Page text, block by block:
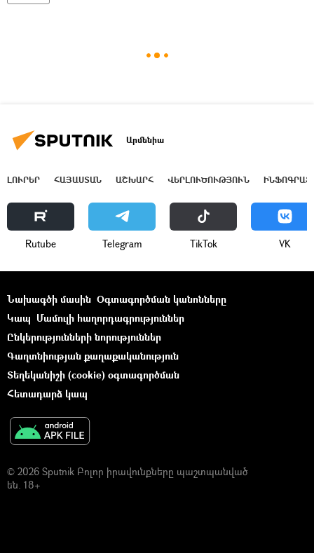
Արմենիա
ԼՈՒՐԵՐ ՀԱՅԱՍՏԱՆ ԱՇԽԱՐՀ ՎԵՐԼՈՒԾՈՒԹՅՈՒՆ
Rutube Telegram ТikТоk VK
Նախագծի մասին Օգտագործման կանոնները
Կապ Մամուլի հաղորդագրություններ
Ընկերությունների նորություններ
Գաղտնիության քաղաքականություն
Տեղեկանիշի (cookie) օգտագործման
Հետադարձ կապ
© 2026 Sputnik Բոլոր իրավունքները պաշտպանված
են. 18+